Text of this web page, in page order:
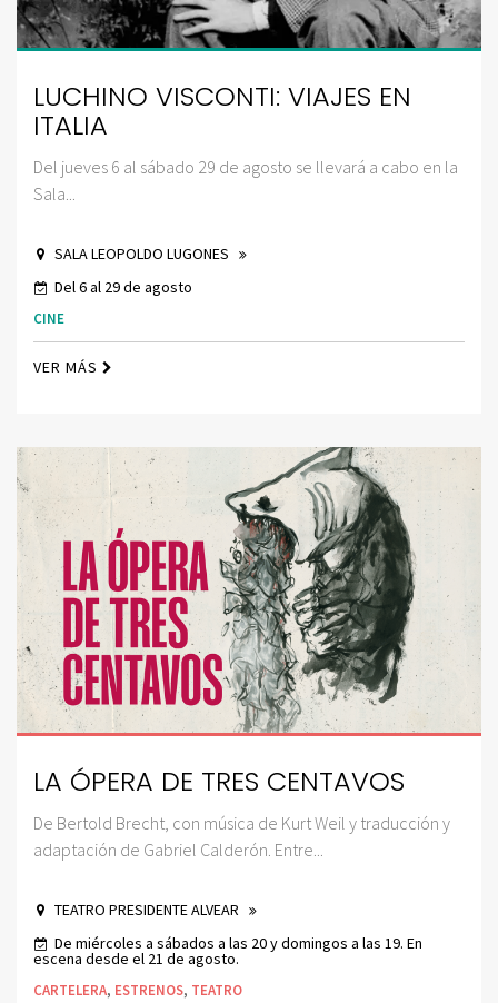
LUCHINO VISCONTI: VIAJES EN
ITALIA
Del jueves 6 al sábado 29 de agosto se llevará a cabo en la
Sala...
SALA LEOPOLDO LUGONES
Del 6 al 29 de agosto
CINE
VER MÁS
LA ÓPERA DE TRES CENTAVOS
De Bertold Brecht, con música de Kurt Weil y traducción y
adaptación de Gabriel Calderón. Entre...
TEATRO PRESIDENTE ALVEAR
De miércoles a sábados a las 20 y domingos a las 19. En
escena desde el 21 de agosto.
CARTELERA, ESTRENOS, TEATRO